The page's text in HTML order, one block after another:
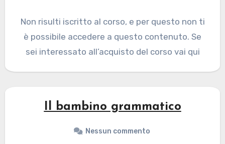
Non risulti iscritto al corso, e per questo non ti
è possibile accedere a questo contenuto. Se
sei interessato all’acquisto del corso vai qui
Il bambino grammatico
Nessun commento